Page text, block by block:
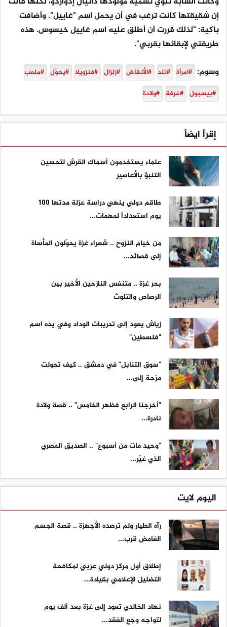
إن شقيقتها كانت ترغب في أن يحمل اسم "غاييل". وأضافت
باكية: "لذلك قررت أن أطلق عليه اسم غاييل خيسوس. هذه
طريقتي لإبقائها بقربي".
وسوم: #امرأة #تلد #الأنقاض #زلزال #فنزويلا #يحوّل #ملعب
#بيسبول #غرفة #ولادة
إقرأ ايضاً
علماء يستخدمون أسماك القرش لتحسين
التنبؤ بالأعاصير
طاقم دولي ينهي دراسة عزلة مدتها 100
يوم استعداداً لمهمات...
من خيام النزوح .. شعراء غزة يحوّلون المأساة
إلى قصائد...
بحر غزة .. متنفس النازحين الأخير بين
الرصاص والتلوث
زياش يعود إلى تدريبات الوداد وفي يده اسم
"فلسطين"
"سوق التنابل" في دمشق .. كيف تحولت
مزحة إلى...
"أخرجنا الرابع فظهر الخامس" .. قصة ولادة
نادرة...
"وحيد مات من أسبوع" .. الصديق المصري
الذي غيّر...
اليوم لايت
رآه الطيار ولم ترصده الأجهزة .. قصة الجسم
الغامض قرب...
إطلاق أول مركز دولي عربي لمكافحة
التضليل الإعلامي بقيادة...
نهاد الخالدي تعود إلى غزة بعد ألف يوم
لتواجه وجع الفقد...